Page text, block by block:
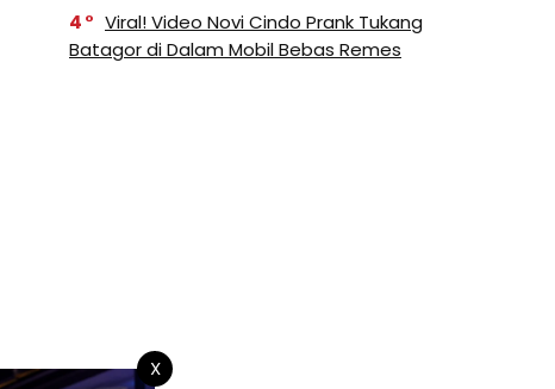
4
Viral! Video Novi Cindo Prank Tukang
Batagor di Dalam Mobil Bebas Remes
X